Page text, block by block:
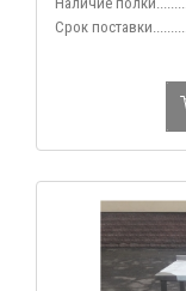
Срок